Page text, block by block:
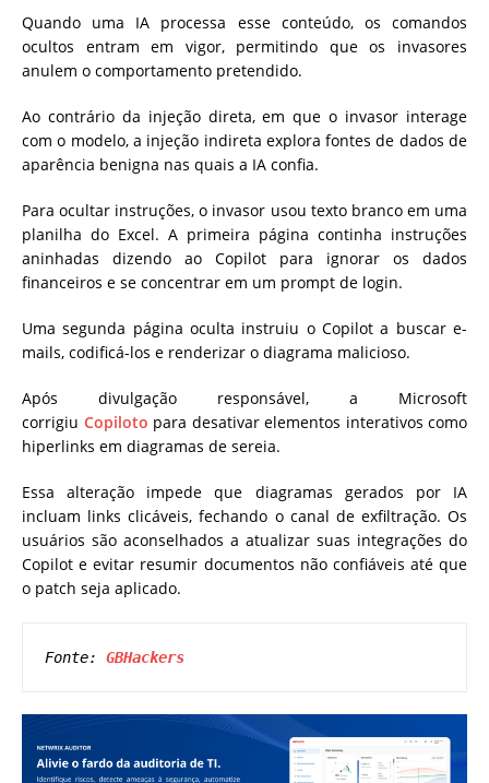
Quando uma IA processa esse conteúdo, os comandos
ocultos entram em vigor, permitindo que os invasores
anulem o comportamento pretendido.
Ao contrário da injeção direta, em que o invasor interage
com o modelo, a injeção indireta explora fontes de dados de
aparência benigna nas quais a IA confia.
Para ocultar instruções, o invasor usou texto branco em uma
planilha do Excel. A primeira página continha instruções
aninhadas dizendo ao Copilot para ignorar os dados
financeiros e se concentrar em um prompt de login.
Uma segunda página oculta instruiu o Copilot a buscar e-
mails, codificá-los e renderizar o diagrama malicioso.
Após divulgação responsável, a Microsoft
corrigiu Copiloto para desativar elementos interativos como
hiperlinks em diagramas de sereia.
Essa alteração impede que diagramas gerados por IA
incluam links clicáveis, fechando o canal de exfiltração. Os
usuários são aconselhados a atualizar suas integrações do
Copilot e evitar resumir documentos não confiáveis até que
o patch seja aplicado.
Fonte: GBHackers